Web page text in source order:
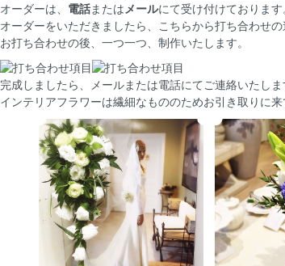
オーダーは、 電話または メールにて受け付けております
オーダーをいただきましたら、こちらから打ち合わせ
お打ち合わせの後、一つ一つ、制作いたします。
完成しましたら、メールまたは電話にてご連絡いたしま
インテリアフラワーは繊細なもののためお引き取りに